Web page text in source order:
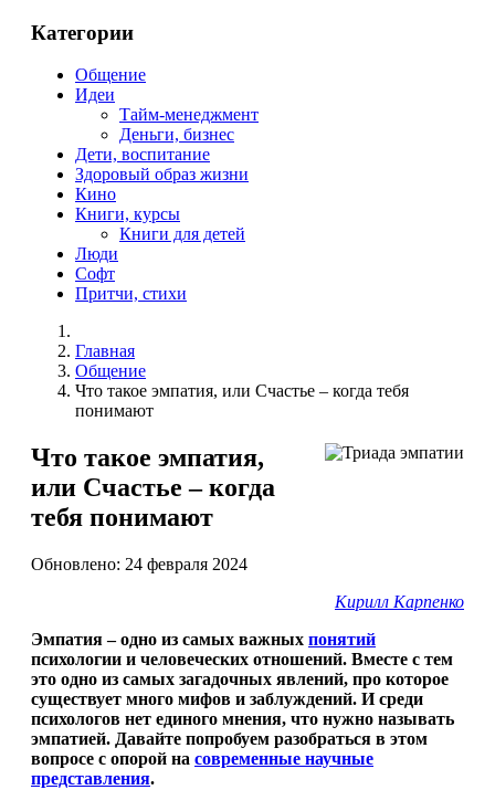
Категории
Общение
Идеи
Тайм-менеджмент
Деньги, бизнес
Дети, воспитание
Здоровый образ жизни
Кино
Книги, курсы
Книги для детей
Люди
Софт
Притчи, стихи
Главная
Общение
Что такое эмпатия, или Счастье – когда тебя
понимают
Что такое эмпатия,
или Счастье – когда
тебя понимают
Обновлено: 24 февраля 2024
Кирилл Карпенко
Эмпатия – одно из самых важных понятий
психологии и человеческих отношений. Вместе с тем
это одно из самых загадочных явлений, про которое
существует много мифов и заблуждений. И среди
психологов нет единого мнения, что нужно называть
эмпатией. Давайте попробуем разобраться в этом
вопросе с опорой на современные научные
представления.